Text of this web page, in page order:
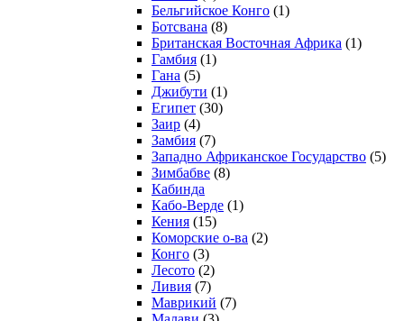
Бельгийское Конго (1)
Ботсвана (8)
Британская Восточная Африка (1)
Гамбия (1)
Гана (5)
Джибути (1)
Египет (30)
Заир (4)
Замбия (7)
Западно Африканское Государство (5)
Зимбабве (8)
Кабинда
Кабо-Верде (1)
Кения (15)
Коморские о-ва (2)
Конго (3)
Лесото (2)
Ливия (7)
Маврикий (7)